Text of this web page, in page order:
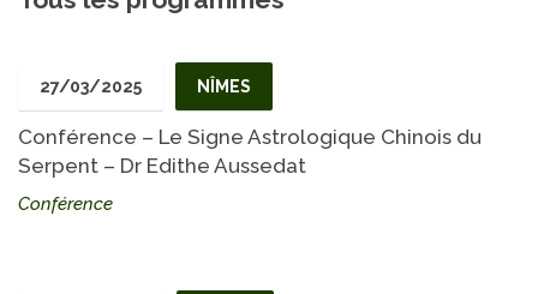
27/03/2025 NÎMES
Conférence – Le Signe Astrologique Chinois du
Serpent – Dr Edithe Aussedat
Conférence